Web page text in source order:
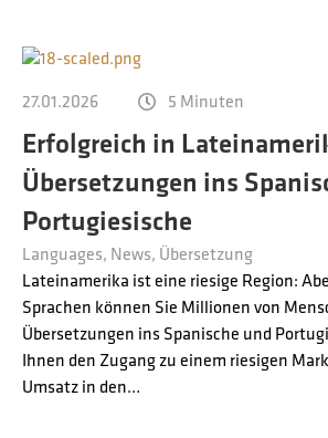
27.01.2026 5 Minuten
Erfolgreich in
Übersetzungen ins
Portugiesische
Languages News Übersetzung
Lateinamerika ist eine riesige Region:
Sprachen können Sie Millionen von
Übersetzungen ins Spanische und
Ihnen den Zugang zu einem riesigen
Umsatz in den…